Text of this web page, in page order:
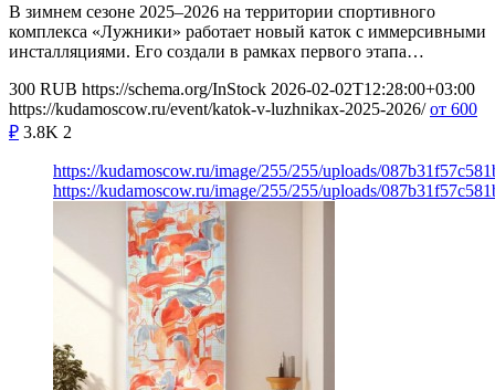
В зимнем сезоне 2025–2026 на территории спортивного
комплекса «Лужники» работает новый каток с иммерсивными
инсталляциями. Его создали в рамках первого этапа…
300 RUB https://schema.org/InStock 2026-02-02T12:28:00+03:00
https://kudamoscow.ru/event/katok-v-luzhnikax-2025-2026/ от 600
₽ 3.8K 2
https://kudamoscow.ru/image/255/255/uploads/
https://kudamoscow.ru/image/255/255/uploads/